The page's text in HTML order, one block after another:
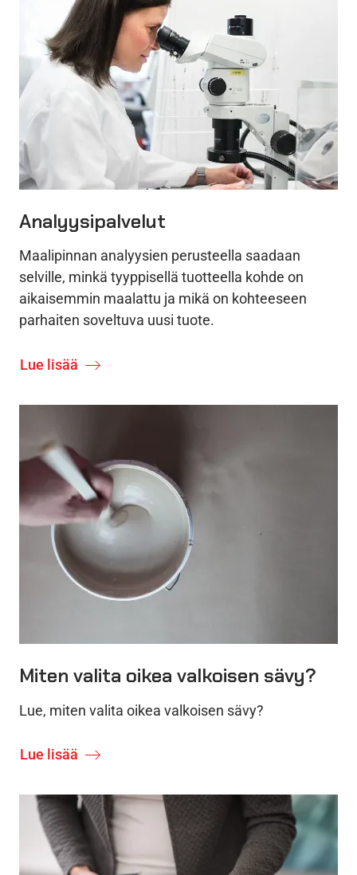
Analyysipalvelut
Maalipinnan analyysien perusteella saadaan
selville, minkä tyyppisellä tuotteella kohde on
aikaisemmin maalattu ja mikä on kohteeseen
parhaiten soveltuva uusi tuote.
Lue lisää
Miten valita oikea valkoisen sävy?
Lue, miten valita oikea valkoisen sävy?
Lue lisää